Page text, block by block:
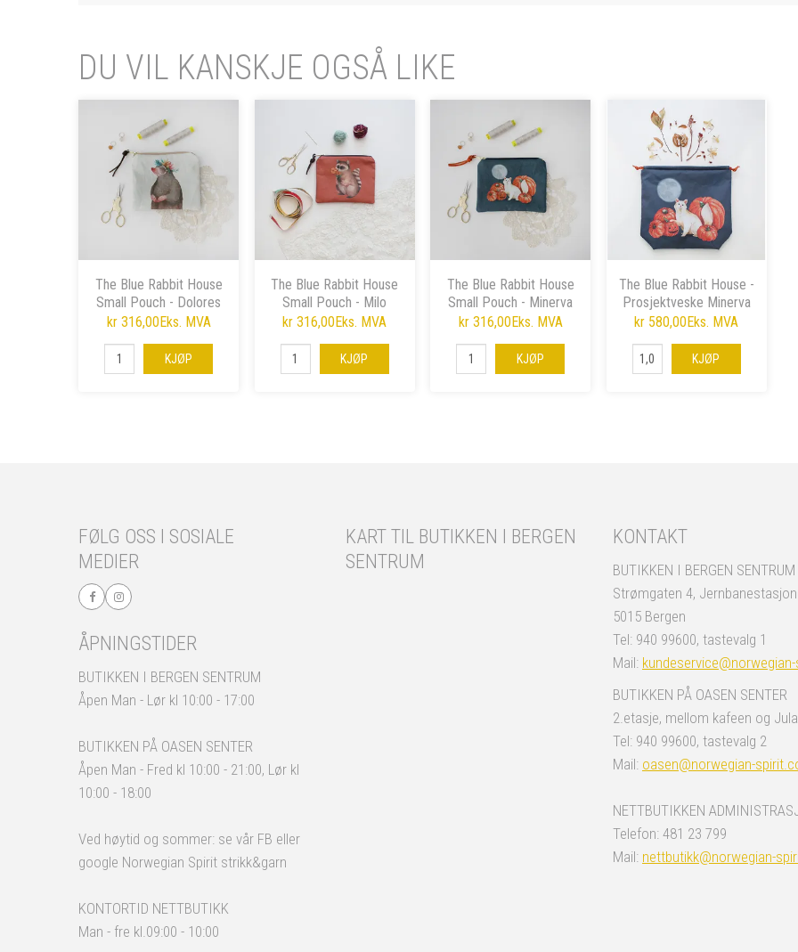
DU VIL KANSKJE OGSÅ LIKE
The Blue Rabbit House
Small Pouch - Dolores
Mole
kr 316,00Eks. MVA
KJØP
The Blue Rabbit House
Small Pouch - Milo
Raccoon
kr 316,00Eks. MVA
KJØP
The Blue Rabbit House
Small Pouch - Minerva
Halloween Cat
kr 316,00Eks. MVA
KJØP
The Blue Rabbit House -
Prosjektveske Minerva
Halloween Cat
kr 580,00Eks. MVA
KJØP
FØLG OSS I SOSIALE
MEDIER
ÅPNINGSTIDER
BUTIKKEN I BERGEN SENTRUM
Åpen Man - Lør kl 10:00 - 17:00
BUTIKKEN PÅ OASEN SENTER
Åpen Man - Fred kl 10:00 - 21:00, Lør kl
10:00 - 18:00
Ved høytid og sommer: se vår FB eller
google Norwegian Spirit strikk&garn
KONTORTID NETTBUTIKK
Man - fre kl.09:00 - 10:00
KART TIL BUTIKKEN I BERGEN
SENTRUM
KONTAKT
BUTIKKEN I BERGEN SENTRUM
Strømgaten 4,
5015 Bergen
Tel: 940 99600, tastevalg 1
Mail:
BUTIKKEN PÅ OASEN SENTER
2.etasje, mellom kafeen og Jula
Tel: 940 99600, tastevalg 2
Mail: oasen@norwegian-
NETTBUTIKKEN
Telefon: 481 23 799
Mail: nettbutikk@norwegian-